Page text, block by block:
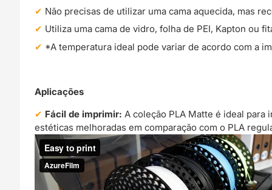
Não precisas de utilizar uma cama aquecida, mas
Utiliza uma cama de vidro, folha de PEI, Kapton ou
*A temperatura ideal pode variar de acordo com a
Aplicações
Fácil de imprimir: A coleção PLA Matte é ideal
estéticas melhoradas em comparação com o PLA